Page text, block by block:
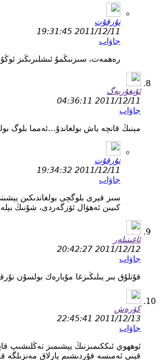
نۇرقۇت
2011/12/11 19:31:45
جاۋاب
رەھمەت، سىزنىڭمۇ ئىشلىرىڭىز
ئۇيغۇربەگ
2011/12/11 04:36:11
جاۋاب
مېنىڭ قانچە ياش بولغاندۇ…ئەمما بلوگ
نۇرقۇت
2011/12/11 19:34:32
جاۋاب
سىز قېرى بلوگچى بولغاندىكىن
كىيىن ئەھۋال ئۆزگەردى، شۇنىڭ
ئاغىنىلەر
2011/12/12 20:42:27
جاۋاب
قۇتلۇق بىر يىلىڭىزغا مۇبارەك بولسۇن
كۆرەش
2011/12/13 22:45:41
جاۋاب
ئوھھوي ئىككىمىزنىڭ يېشىمىز تەڭلىشىپ
قېنى ئەمىسە قۇردىشىم پارلاق مەنزىلگە